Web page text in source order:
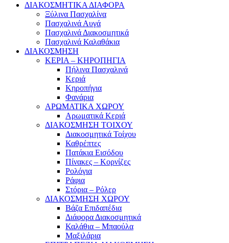
ΔΙΑΚΟΣΜΗΤΙΚΑ ΔΙΑΦΟΡΑ
Ξύλινα Πασχαλίνα
Πασχαλινά Αυγά
Πασχαλινά Διακοσμητικά
Πασχαλινά Καλαθάκια
ΔΙΑΚΟΣΜΗΣΗ
ΚΕΡΙΑ – ΚΗΡΟΠΗΓΙΑ
Πήλινα Πασχαλινά
Κεριά
Κηροπήγια
Φανάρια
ΑΡΩΜΑΤΙΚΑ ΧΩΡΟΥ
Αρωματικά Κεριά
ΔΙΑΚΟΣΜΗΣΗ ΤΟΙΧΟΥ
Διακοσμητικά Τοίχου
Καθρέπτες
Πατάκια Εισόδου
Πίνακες – Κορνίζες
Ρολόγια
Ράφια
Στόρια – Ρόλερ
ΔΙΑΚΟΣΜΗΣΗ ΧΩΡΟΥ
Βάζα Επιδαπέδια
Διάφορα Διακοσμητικά
Καλάθια – Μπαούλα
Μαξιλάρια